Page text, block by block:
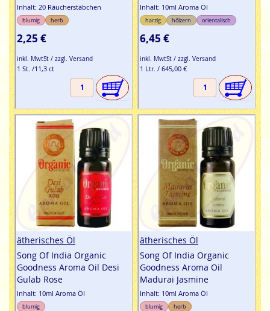
Inhalt: 20 Räucherstäbchen
blumig herb
2,25 €
inkl. MwtSt / zzgl. Versand
1 St. /11,3 ct
Inhalt: 10ml Aroma Öl
harzig hölzern orientalisch
6,45 €
inkl. MwtSt / zzgl. Versand
1 Ltr. / 645,00 €
ätherisches Öl
Song Of India Organic
Goodness Aroma Oil Desi
Gulab Rose
Inhalt: 10ml Aroma Öl
blumig
ätherisches Öl
Song Of India Organic
Goodness Aroma Oil
Madurai Jasmine
Inhalt: 10ml Aroma Öl
blumig herb